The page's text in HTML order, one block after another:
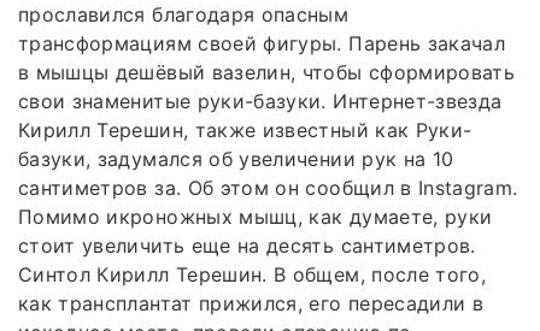
прославился благодаря опасным
трансформациям своей фигуры. Парень закачал
в мышцы дешёвый вазелин, чтобы сформировать
свои знаменитые руки-базуки. Интернет-звезда
Кирилл Терешин, также известный как Руки-
базуки, задумался об увеличении рук на 10
сантиметров за. Об этом он сообщил в Instagram.
Помимо икроножных мышц, как думаете, руки
стоит увеличить еще на десять сантиметров.
Синтол Кирилл Терешин. В общем, после того,
как трансплантат прижился, его пересадили в